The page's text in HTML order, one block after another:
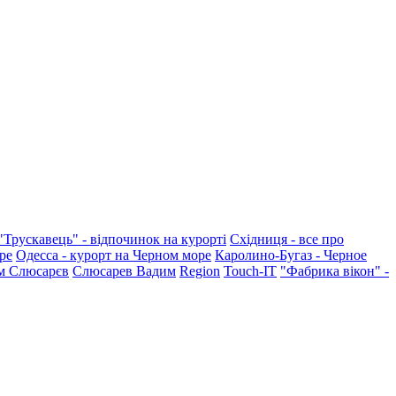
- відпочинок на курорті Східниця - все про
Одесса - курорт на Черном море Каролино-Бугаз - Черное
Слюсарєв Слюсарев Вадим Region Touch-IT "Фабрика вікон" -